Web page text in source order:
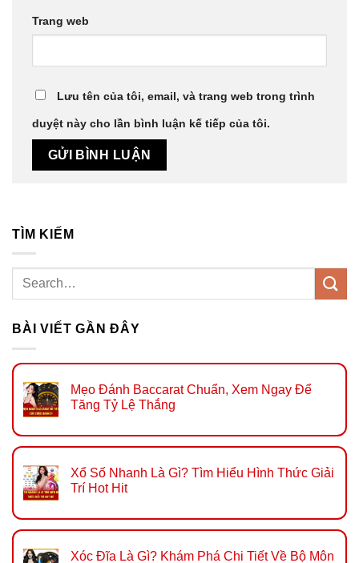
Trang web
Lưu tên của tôi, email, và trang web trong trình
duyệt này cho lần bình luận kế tiếp của tôi.
TÌM KIẾM
BÀI VIẾT GẦN ĐÂY
Mẹo Đánh Baccarat Chuẩn, Xem Ngay Để
Tăng Tỷ Lệ Thắng
Xổ Số Nhanh Là Gì? Tìm Hiểu Hình Thức Giải
Trí Hot Hit
Xóc Đĩa Là Gì? Khám Phá Chi Tiết Về Bộ Môn